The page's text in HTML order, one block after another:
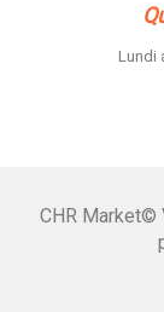
Lundi
CHR Market©